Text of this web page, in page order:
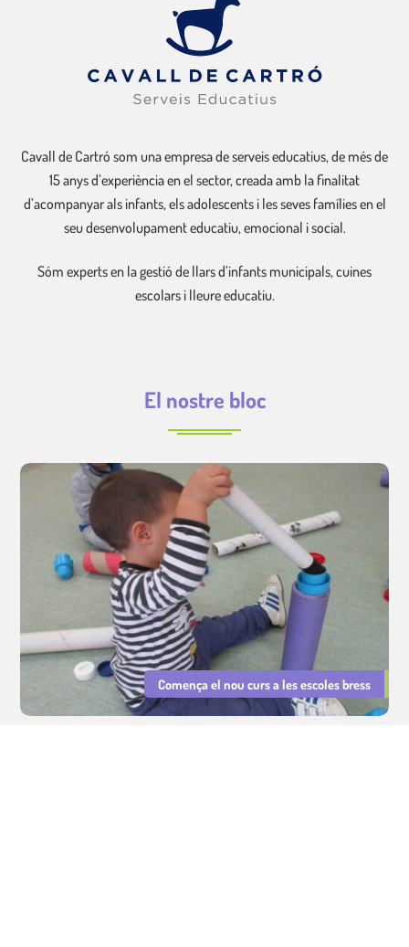
Cavall de Cartró som una empresa de serveis educatius, de més de
15 anys d’experiència en el sector, creada amb la finalitat
d’acompanyar als infants, els adolescents i les seves famílies en el
seu desenvolupament educatiu, emocional i social.
Sóm experts en la gestió de llars d’infants municipals, cuines
escolars i lleure educatiu.
El nostre bloc
Comença el nou curs a les escoles bress